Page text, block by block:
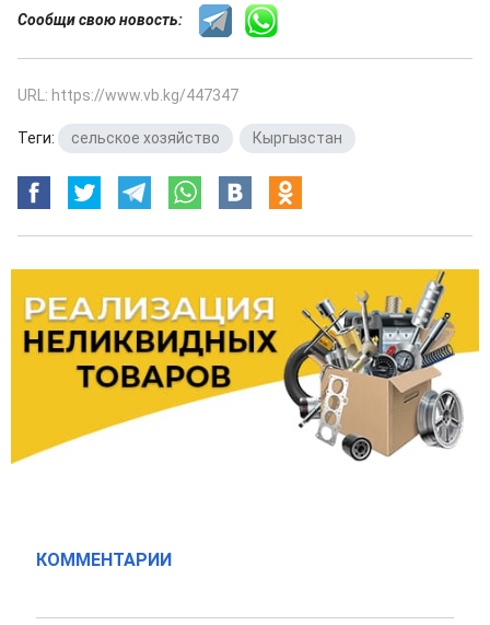
Сообщи свою новость:
URL: https://www.vb.kg/447347
Теги: сельское хозяйство Кыргызстан
КОММЕНТАРИИ